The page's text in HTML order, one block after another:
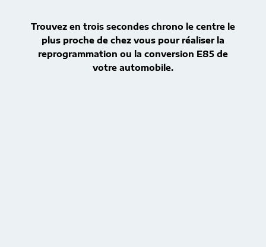
Trouvez en trois secondes chrono le centre le
plus proche de chez vous pour réaliser la
reprogrammation ou la conversion E85 de
votre automobile.